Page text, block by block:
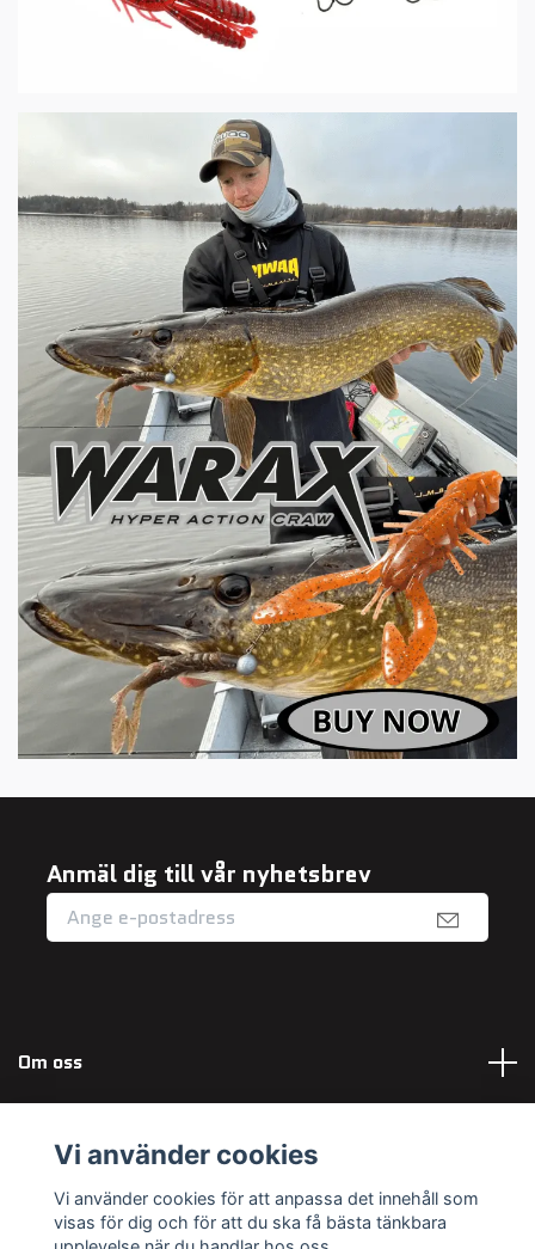
Anmäl dig till vår nyhetsbrev
Om oss
Sociala medier
Vi använder cookies
Vi använder cookies för att anpassa det innehåll som
visas för dig och för att du ska få bästa tänkbara